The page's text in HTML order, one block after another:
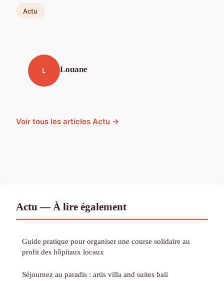
Actu
L Louane
Voir tous les articles Actu →
Actu — À lire également
Guide pratique pour organiser une course solidaire au
profit des hôpitaux locaux
Séjournez au paradis : artis villa and suites bali